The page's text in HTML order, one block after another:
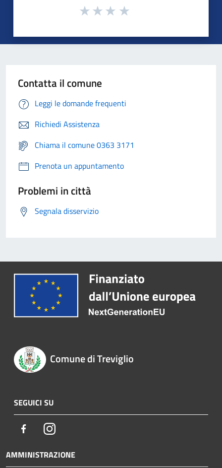
Contatta il comune
Leggi le domande frequenti
Richiedi Assistenza
Chiama il comune 0363 3171
Prenota un appuntamento
Problemi in città
Segnala disservizio
Comune di Treviglio
SEGUICI SU
FacebookInstagram
AMMINISTRAZIONE